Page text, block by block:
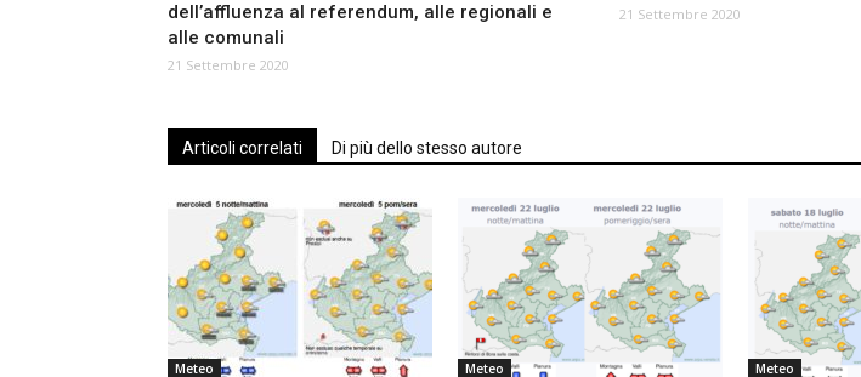
dell’affluenza al referendum, alle regionali e
alle comunali
21 Settembre 2020
21 Settembre 2020
Articoli correlati Di più dello stesso autore
Meteo Meteo Meteo